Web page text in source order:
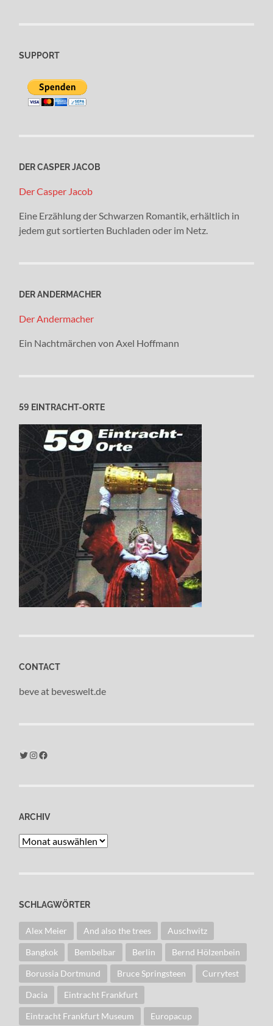
SUPPORT
DER CASPER JACOB
Der Casper Jacob
Eine Erzählung der Schwarzen Romantik, erhältlich in
jedem gut sortierten Buchladen oder im Netz.
DER ANDERMACHER
Der Andermacher
Ein Nachtmärchen von Axel Hoffmann
59 EINTRACHT-ORTE
CONTACT
beve at beveswelt.de
Twitter Instagram Facebook
ARCHIV
Archiv
SCHLAGWÖRTER
Alex Meier And also the trees Auschwitz
Bangkok Bembelbar Berlin Bernd Hölzenbein
Borussia Dortmund Bruce Springsteen Currytest
Dacia Eintracht Frankfurt
Eintracht Frankfurt Museum Europacup